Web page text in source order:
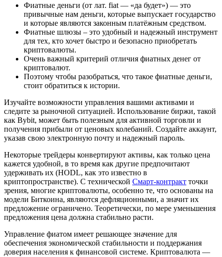
Фиатные деньги (от лат. fiat — «да будет») — это
привычные нам деньги, которые выпускает государство
и которые являются законным платёжным средством.
Фиатные шлюзы – это удобный и надежный инструмент
для тех, кто хочет быстро и безопасно приобретать
криптовалюты.
Очень важный критерий отличия фиатных денег от
криптовалют.
Поэтому чтобы разобраться, что такое фиатные деньги,
стоит обратиться к истории.
Изучайте возможности управления вашими активами и
следите за рыночной ситуацией. Использование биржи, такой
как Bybit, может быть полезным для активной торговли и
получения прибыли от ценовых колебаний. Создайте аккаунт,
указав свою электронную почту и надежный пароль.
Некоторые трейдеры конвертируют активы, как только цена
кажется удобной, в то время как другие предпочитают
удерживать их (HODL, как это известно в
криптопространстве). С технической Смарт-контракт точки
зрения, многие криптовалюты, особенно те, что основаны на
модели Биткоина, являются дефляционными, а значит их
предложение ограничено. Теоретически, по мере уменьшения
предложения цена должна стабильно расти.
Управление фиатом имеет решающее значение для
обеспечения экономической стабильности и поддержания
доверия населения к финансовой системе. Криптовалюта —